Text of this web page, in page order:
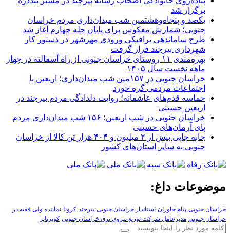
برگزار شد
یکصد و پنجاه‌وهشتمین شب میدان‌داری مردم خراسان
جنوبی؛ شمارش معکوس برای پایان چله چهارم آغاز شد
طرح ساماندهی ترافیکی ورودی مهرشهر در دستور کار
شهرداری بیرجند قرار گرفت
بهره‌مندی ۱۱ روستای خراسان جنوبی از راه آسفالته در چهار
ماهه نخست سال ۱۴۰۵
خراسان جنوبی در ۱۵۷مین شب میدان‌داری؛ اربعین با
اجتماعات مردمی گره خورد
حماسه قدم‌های عاشقانه؛ روایت دلدادگی مردم بیرجند در
اربعین حسینی
خراسان جنوبی در شب اربعین؛ ۱۵۶ شب میدان‌داری مردم
پای آرمان‌های حسینی
جابه جایی بیش از ۲ میلیون و ۴۰۴ هزار تن کالا از خراسان
جنوبی به سایر استان‌های کشور
موضوعات داغ:
خراسان جنوبی پیام خاوران استاندار خراسان جنوبی بیرجند کرونا نماینده ولی فقیه در
خراسان جنوبی مدیرعامل شرکت توزیع نیروی برق خراسان جنوبی کویرتایر